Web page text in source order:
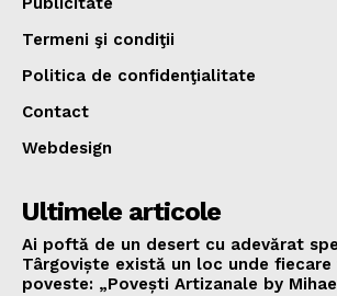
Termeni şi condiţii
Politica de confidenţialitate
Contact
Webdesign
Ultimele articole
Ai poftă de un desert cu adevărat
Târgoviște există un loc unde
poveste: „Povești Artizanale by